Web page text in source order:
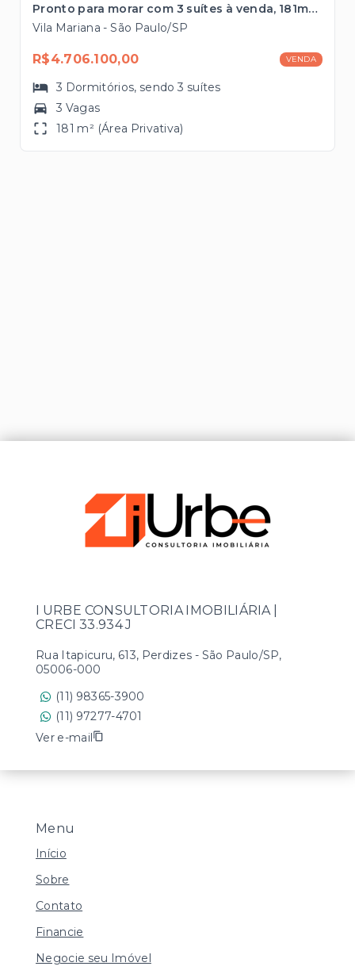
Pronto para morar com 3 suítes à venda, 181m² próximo à Estação Ana Rosa
Vila Mariana - São Paulo/SP
R$4.706.100,00 VENDA
3 Dormitórios, sendo3 suítes
3 Vagas
181 m² (Área Privativa)
Menu
Início
Sobre
Contato
Financie
Negocie seu Imóvel
I URBE CONSULTORIA IMOBILIÁRIA |
CRECI 33.934 J
Rua Itapicuru, 613, Perdizes - São Paulo/SP,
05006-000
(11) 98365-3900
(11) 97277-4701
Ver e-mail